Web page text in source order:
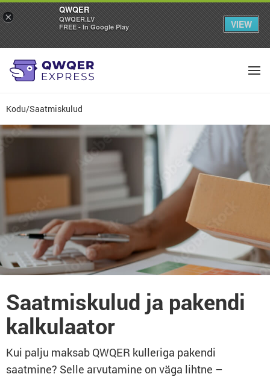
Kodu/Saatmiskulud
Saatmiskulud ja pakendi
kalkulaator
Kui palju maksab QWQER kulleriga pakendi
saatmine? Selle arvutamine on väga lihtne –
×
QWQER
QWQER.LV
FREE - In Google Play
VIEW